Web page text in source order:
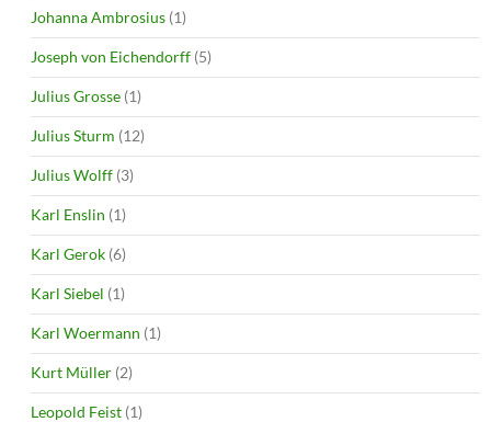
Johanna Ambrosius (1)
Joseph von Eichendorff (5)
Julius Grosse (1)
Julius Sturm (12)
Julius Wolff (3)
Karl Enslin (1)
Karl Gerok (6)
Karl Siebel (1)
Karl Woermann (1)
Kurt Müller (2)
Leopold Feist (1)